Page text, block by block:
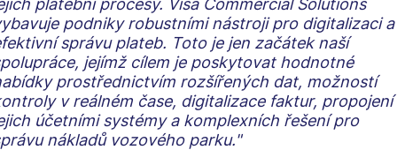
podniky robustními nástroji pro digitalizaci a
správu plateb. Toto je jen začátek naší
jejímž cílem je poskytovat hodnotné
prostřednictvím rozšířených dat, možností
v reálném čase, digitalizace faktur, propojení
účetními systémy a komplexních řešení pro
nákladů vozového parku."